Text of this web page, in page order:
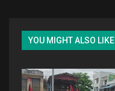
YOU MIGHT ALSO LIKE